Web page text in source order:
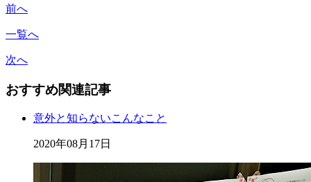
前へ
一覧へ
次へ
おすすめ関連記事
意外と知らないこんなこと
2020年08月17日